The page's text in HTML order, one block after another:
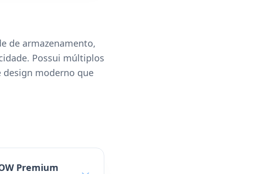
de armazenamento,
Possui múltiplos
moderno que
Premium